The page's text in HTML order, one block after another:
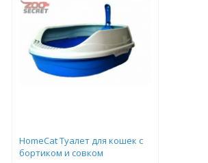
HomeCat Туалет для кошек с
бортиком и совком